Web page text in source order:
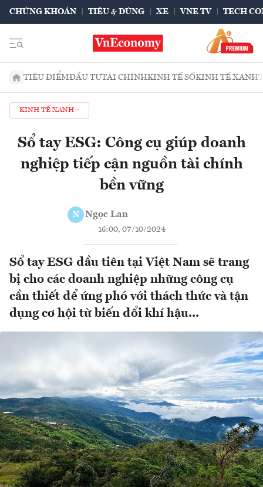
CHỨNG KHOÁN TIÊU & DÙNG XE VNE TV TECH
TIÊU ĐIỂMĐẦU TƯTÀI CHÍNHKINH TẾ SỐKINH TẾ XANH
KINH TẾ XANH
Sổ tay ESG: Công cụ giúp doanh
nghiệp tiếp cận nguồn tài chính
bền vững
N Ngọc Lan
16:00, 07/10/2024
Sổ tay ESG đầu tiên tại Việt Nam sẽ trang
bị cho các doanh nghiệp những công cụ
cần thiết để ứng phó với thách thức và tận
dụng cơ hội từ biến đổi khí hậu...